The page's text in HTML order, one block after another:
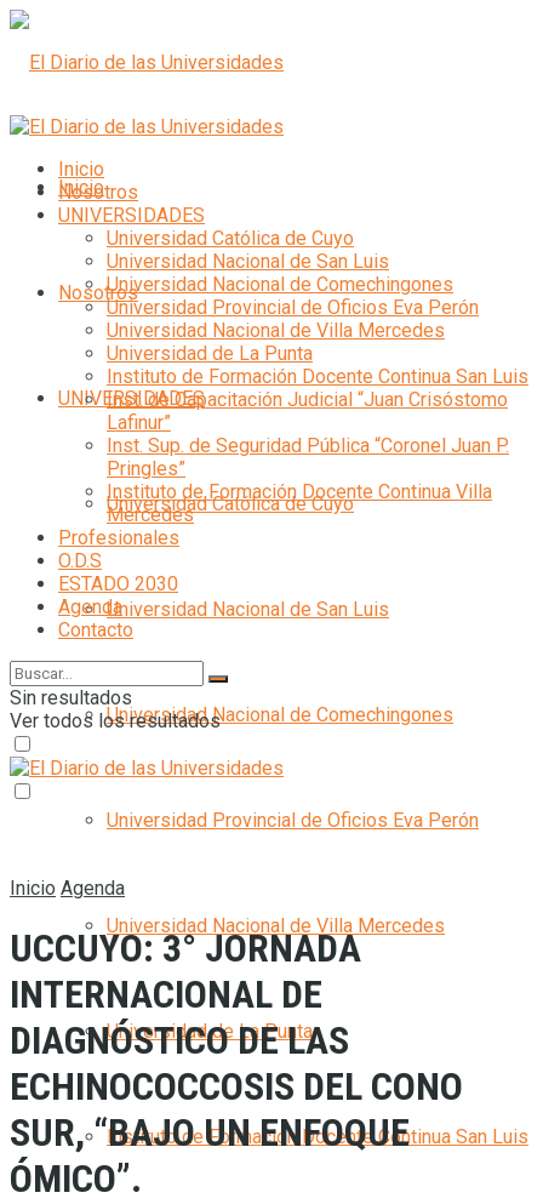
Inicio
Nosotros
UNIVERSIDADES
Universidad Católica de Cuyo
Universidad Nacional de San Luis
Universidad Nacional de Comechingones
Universidad Provincial de Oficios Eva Perón
Universidad Nacional de Villa Mercedes
Universidad de La Punta
Instituto de Formación Docente Continua San Luis
Inicio
Nosotros
UNIVERSIDADES
Universidad Católica de Cuyo
Universidad Nacional de San Luis
Universidad Nacional de Comechingones
Universidad Provincial de Oficios Eva Perón
Universidad Nacional de Villa Mercedes
Universidad de La Punta
Instituto de Formación Docente Continua San Luis
Inst. de Capacitación Judicial “Juan Crisóstomo
Lafinur”
Inst. Sup. de Seguridad Pública “Coronel Juan P.
Pringles”
Instituto de Formación Docente Continua Villa
Mercedes
Profesionales
O.D.S
ESTADO 2030
Agenda
Contacto
Sin resultados
Ver todos los resultados
Inicio Agenda
UCCUYO: 3° JORNADA
INTERNACIONAL DE
DIAGNÓSTICO DE LAS
ECHINOCOCCOSIS DEL CONO
SUR, “BAJO UN ENFOQUE
ÓMICO”.